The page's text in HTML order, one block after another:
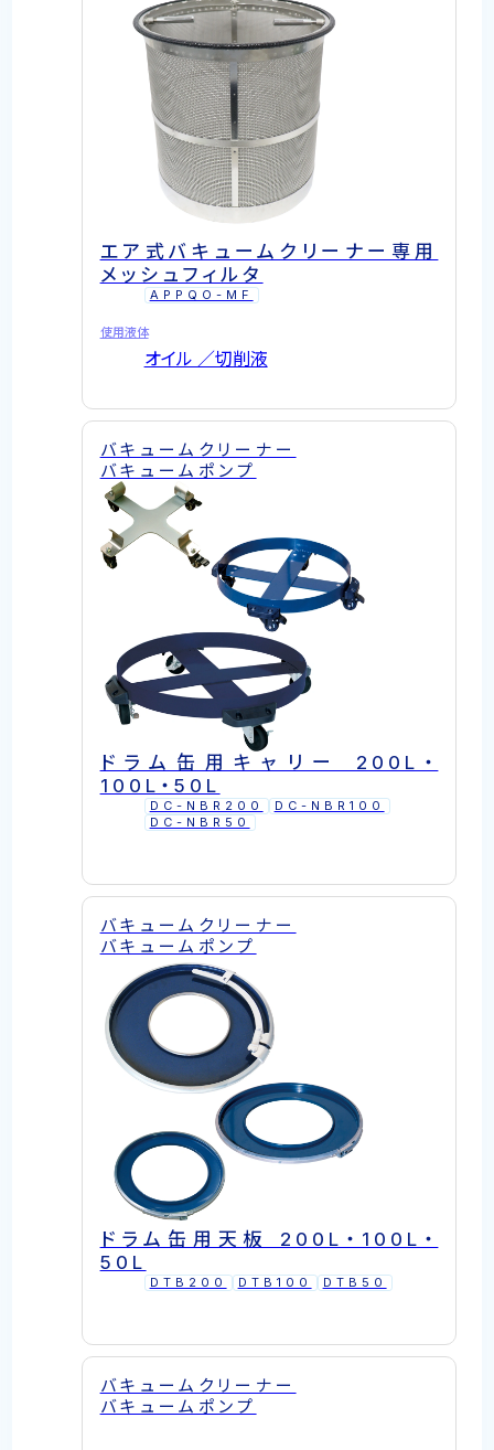
エア式バキュームクリーナー専用
メッシュフィルタ
APPQO-MF
使用液体
オイル ／切削液
バキュームクリーナー
バキュームポンプ
ドラム缶用キャリー 200L・
100L・50L
DC-NBR200
DC-NBR100
DC-NBR50
バキュームクリーナー
バキュームポンプ
ドラム缶用天板 200L・100L・
50L
DTB200 DTB100 DTB50
バキュームクリーナー
バキュームポンプ